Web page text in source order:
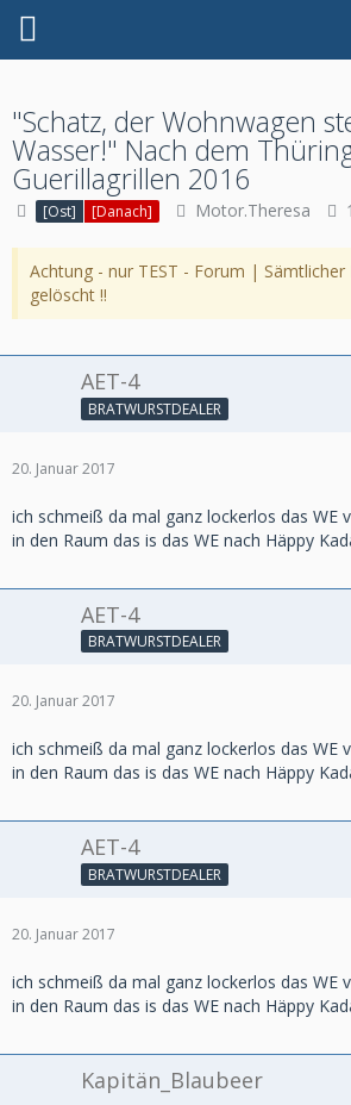
"Schatz, der Wohnwagen
Wasser!" Nach dem
Guerillagrillen 2016
[Ost] [Danach] Motor.Theresa
Achtung - nur TEST - Forum |
gelöscht !!
AET-4
BRATWURSTDEALER
20. Januar 2017
ich schmeiß da mal ganz lockerlos das WE
in den Raum das is das WE nach Häppy
AET-4
BRATWURSTDEALER
20. Januar 2017
ich schmeiß da mal ganz lockerlos das WE
in den Raum das is das WE nach Häppy
AET-4
BRATWURSTDEALER
20. Januar 2017
ich schmeiß da mal ganz lockerlos das WE
in den Raum das is das WE nach Häppy
Kapitän_Blaubeer